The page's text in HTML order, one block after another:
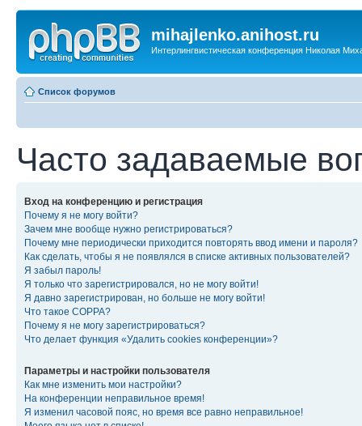
mihajlenko.anihost.ru
Интерлингвистическая конференция Николая
Список форумов
Часто задаваемые
Вход на конференцию и регистрация
Почему я не могу войти?
Зачем мне вообще нужно регистрироваться?
Почему мне периодически приходится повторять ввод имени и пароля?
Как сделать, чтобы я не появлялся в списке активных пользователей?
Я забыл пароль!
Я только что зарегистрировался, но не могу войти!
Я давно зарегистрирован, но больше не могу войти!
Что такое COPPA?
Почему я не могу зарегистрироваться?
Что делает функция «Удалить cookies конференции»?
Параметры и настройки пользователя
Как мне изменить мои настройки?
На конференции неправильное время!
Я изменил часовой пояс, но время все равно неправильное!